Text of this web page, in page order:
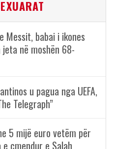
Messit, babai i ikones
në moshën 68-
u pagua nga UEFA,
Telegraph”
5 mijë euro vetëm për
çmendur e Salah